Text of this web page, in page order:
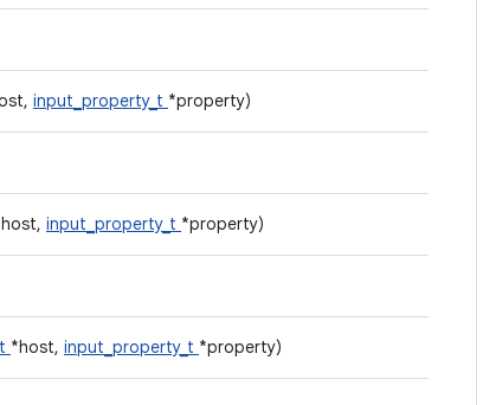
input_property_t *property)
input_property_t *property)
*host, input_property_t *property)